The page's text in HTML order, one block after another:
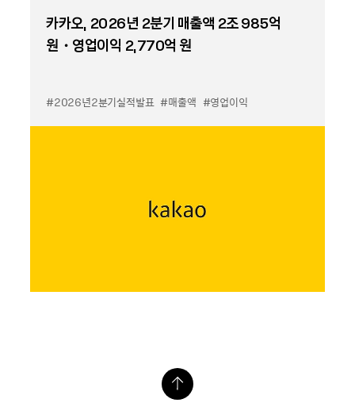
카카오, 2026년 2분기 매출액 2조 985억
원・영업이익 2,770억 원
#2026년2분기실적발표 #매출액 #영업이익